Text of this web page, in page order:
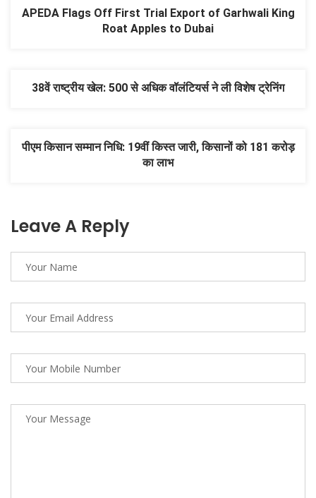
APEDA Flags Off First Trial Export of Garhwali King
Roat Apples to Dubai
38वें राष्ट्रीय खेल: 500 से अधिक वॉलंटियर्स ने ली विशेष ट्रेनिंग
पीएम किसान सम्मान निधि: 19वीं किस्त जारी, किसानों को 181 करोड़
का लाभ
Leave A Reply